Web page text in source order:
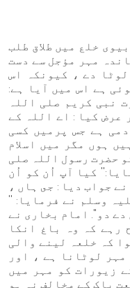
خلع میں طلاق طلب
مہر مؤجل سے دست
دے ، کیونکہ اس
ہے اس میں آیا ہے:
نبی کریم صلی اللہ
عرض کیا : اے اللہ کے
ہے جس پرمیں کسی
ہوں مگر میں اسلام
حضرت رسول اللہ صلی
کیا آپ اُن کو اُن
جواب دیا : جى ہاں ،
وسلم نے فرمایا: ''
دے دو''. امام بخاری نے
رہے کہ وہ باغ انکا
کہ خلعہ لینے والی
لوٹانا ہے ، اور
زیورات کو مہر میں
پاک کے مخالف نہ ہو